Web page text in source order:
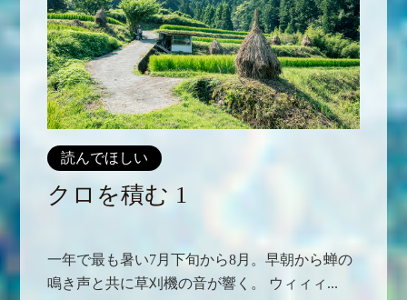
読んでほしい
クロを積む 1
一年で最も暑い7月下旬から8月。早朝から蝉の
鳴き声と共に草刈機の音が響く。 ウィィィ...